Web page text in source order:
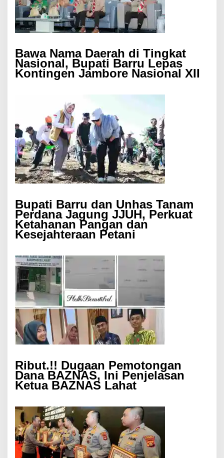
Bawa Nama Daerah di Tingkat
Nasional, Bupati Barru Lepas
Kontingen Jambore Nasional XII
Bupati Barru dan Unhas Tanam
Perdana Jagung JJUH, Perkuat
Ketahanan Pangan dan
Kesejahteraan Petani
Ribut.!! Dugaan Pemotongan
Dana BAZNAS, Ini Penjelasan
Ketua BAZNAS Lahat